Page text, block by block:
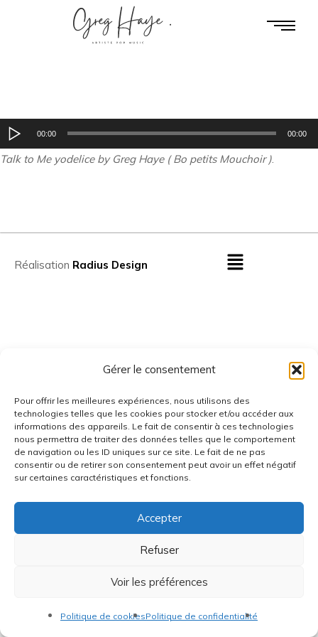
Gérer le consentement
Pour offrir les meilleures expériences, nous utilisons des
technologies telles que les cookies pour stocker et/ou accéder aux
informations des appareils. Le fait de consentir à ces technologies
nous permettra de traiter des données telles que le comportement
de navigation ou les ID uniques sur ce site. Le fait de ne pas
consentir ou de retirer son consentement peut avoir un effet négatif
sur certaines caractéristiques et fonctions.
Accepter
Refuser
Voir les préférences
Politique de cookiesPolitique de confidentialité
Lecteur
audio
00:00 00:00
Talk to Me yodelice by Greg Haye ( Bo petits Mouchoir ).
Réalisation Radius Design